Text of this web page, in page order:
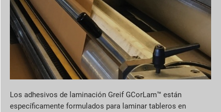
Los adhesivos de laminación Greif GCorLam™ están
específicamente formulados para laminar tableros en